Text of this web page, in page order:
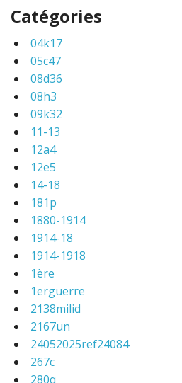
Catégories
04k17
05c47
08d36
08h3
09k32
11-13
12a4
12e5
14-18
181p
1880-1914
1914-18
1914-1918
1ère
1erguerre
2138milid
2167un
24052025ref24084
267c
280q